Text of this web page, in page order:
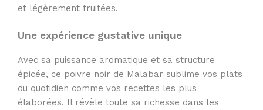
et légèrement fruitées.
Une expérience gustative unique
Avec sa puissance aromatique et sa structure
épicée, ce poivre noir de Malabar sublime vos plats
du quotidien comme vos recettes les plus
élaborées. Il révèle toute sa richesse dans les